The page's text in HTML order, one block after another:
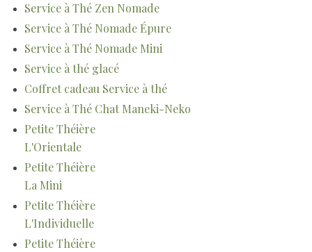
Service à Thé Zen Nomade
Service à Thé Nomade Épure
Service à Thé Nomade Mini
Service à thé glacé
Coffret cadeau Service à thé
Service à Thé Chat Maneki-Neko
Petite Théière
L'Orientale
Petite Théière
La Mini
Petite Théière
L'Individuelle
Petite Théière